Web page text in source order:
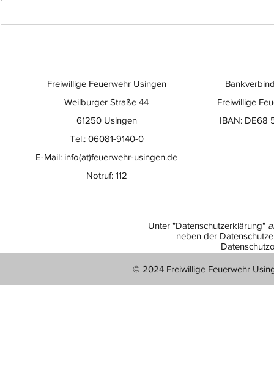
Freiwillige
IBAN: DE68
Freiwillige Feuerwehr Usingen
Weilburger Straße 44
61250 Usingen
Tel.: 06081-9140-0
E-Mail: info(at)feuerwehr-usingen.de
Notruf: 112
Unter "Datenschutzerklärung"
neben der
© 2024 Freiwillige Feuerwehr